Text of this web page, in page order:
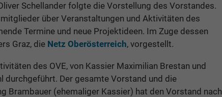
Schellander folgte die Vorstellung des Vorstandes.
über Veranstaltungen und Aktivitäten des
Termine und neue Projektideen. Im Zuge dessen
Graz, die Netz Oberösterreich, vorgestellt.
des OVE, von Kassier Maximilian Brestan und
durchgeführt. Der gesamte Vorstand und die
Brambauer (ehemaliger Kassier) hat den Vorstand nach